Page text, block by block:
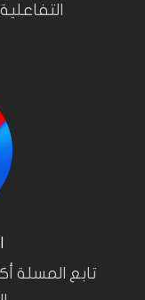
تابع المسلة